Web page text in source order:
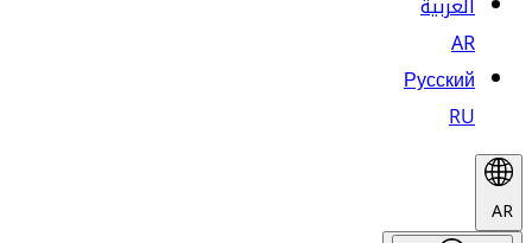
AR
Русский
RU
AR